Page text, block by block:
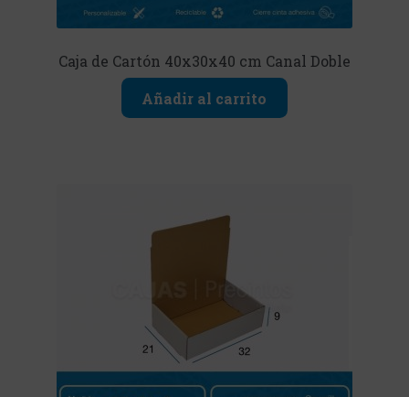
Caja de Cartón 40x30x40 cm Canal Doble
Añadir al carrito